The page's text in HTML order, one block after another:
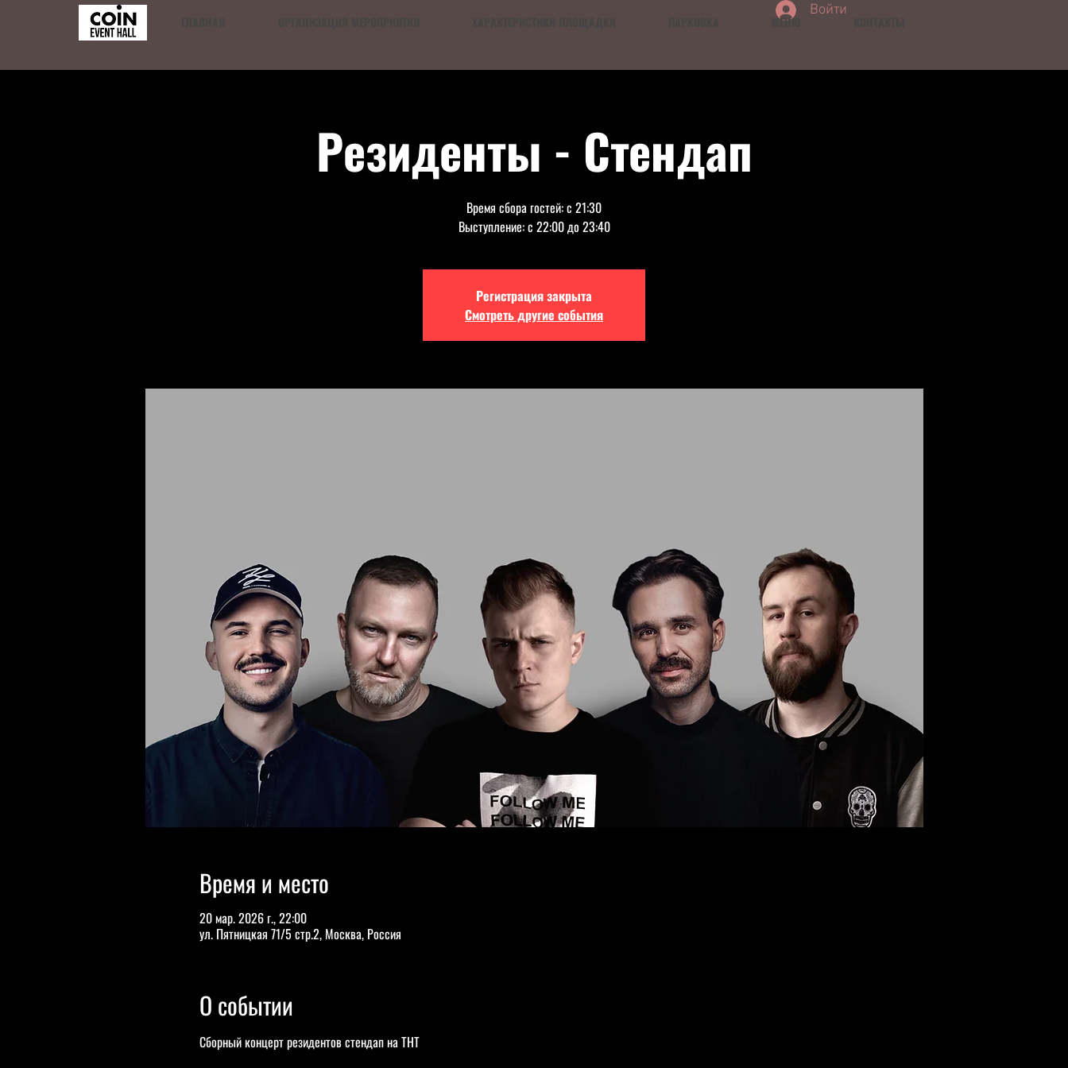
МЕНЮ
Войти
Резиденты - Стендап
Время сбора гостей: с 21:30
Выступление: с 22:00 до 23:40
Регистрация закрыта
Смотреть другие события
Время и место
20 мар. 2026 г., 22:00
ул. Пятницкая 71/5 стр.2, Москва, Россия
О событии
Сборный концерт резидентов стендап на ТНТ